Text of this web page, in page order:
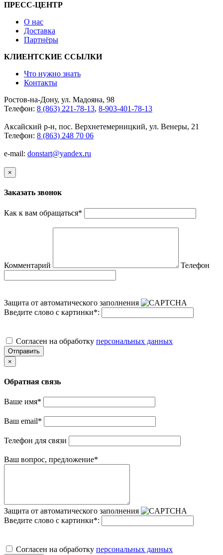
ПРЕСС-ЦЕНТР
О нас
Доставка
Партнёры
КЛИЕНТСКИЕ ССЫЛКИ
Что нужно знать
Контакты
Ростов-на-Дону, ул. Мадояна, 98
Телефон: 8 (863) 221-78-13, 8-903-401-78-13
Аксайский р-н, пос. Верхнетемерницкий, ул. Венеры, 21
Телефон: 8 (863) 248 70 06
e-mail: donstart@yandex.ru
×
Заказать звонок
Как к вам обращаться*
Комментарий Телефон
Защита от автоматического заполнения
Введите слово с картинки*:
Cогласен на обработку персональных данных
Отправить
×
Обратная связь
Ваше имя*
Ваш email*
Телефон для связи
Ваш вопрос, предложение*
Защита от автоматического заполнения
Введите слово с картинки*:
Cогласен на обработку персональных данных